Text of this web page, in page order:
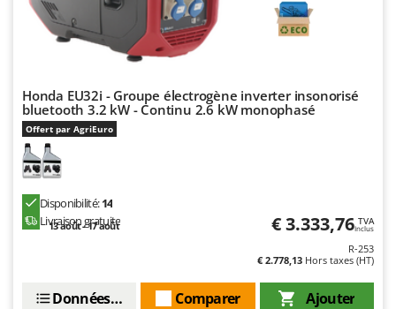
Honda EU32i - Groupe électrogène inverter insonorisé
bluetooth 3.2 kW - Continu 2.6 kW monophasé
Offert par AgriEuro
Disponibilité:14
Livraison gratuite
13 août - 17 août € 3.333,76 TVA
Inclus
R-253
€ 2.778,13 Hors taxes (HT)
Ajouter
Comparer
Données techniques